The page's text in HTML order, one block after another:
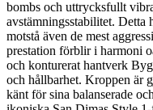
bombs och uttrycksfullt
avstämningsstabilitet. Detta
motstå även de mest
prestation förblir i harmoni
och konturerat hantverk
och hållbarhet. Kroppen är
känt för sina balanserade